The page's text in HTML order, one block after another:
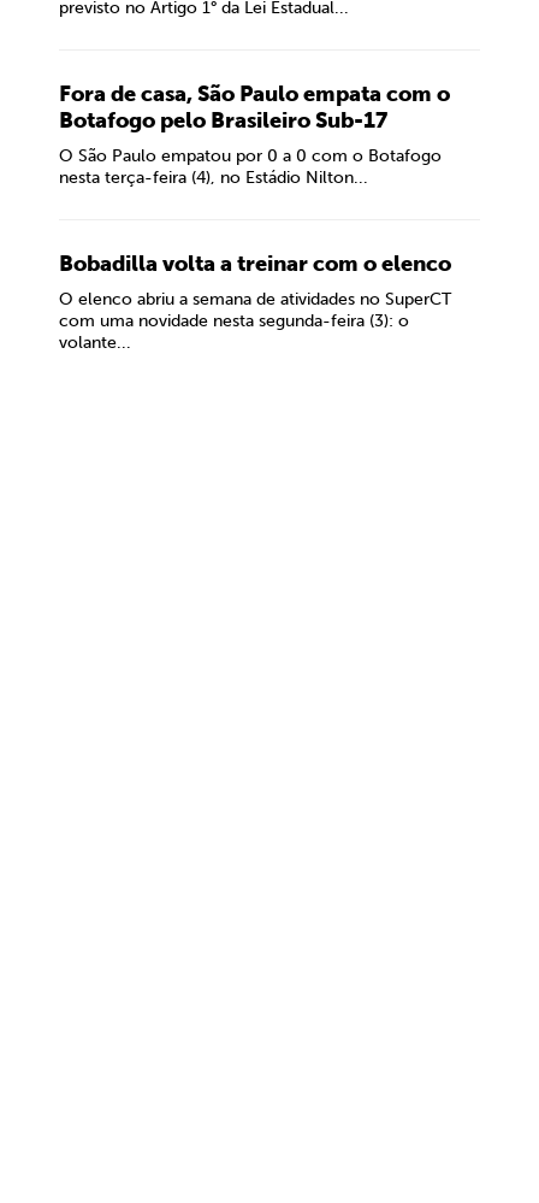
previsto no Artigo 1° da Lei Estadual...
Fora de casa, São Paulo empata com o
Botafogo pelo Brasileiro Sub-17
O São Paulo empatou por 0 a 0 com o Botafogo
nesta terça-feira (4), no Estádio Nilton...
Bobadilla volta a treinar com o elenco
O elenco abriu a semana de atividades no SuperCT
com uma novidade nesta segunda-feira (3): o
volante...